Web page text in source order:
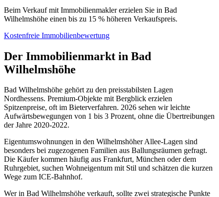
Beim Verkauf mit Immobilienmakler erzielen Sie in Bad
Wilhelmshöhe einen bis zu 15 % höheren Verkaufspreis.
Kostenfreie Immobilienbewertung
Der Immobilienmarkt in Bad
Wilhelmshöhe
Bad Wilhelmshöhe gehört zu den preisstabilsten Lagen
Nordhessens. Premium-Objekte mit Bergblick erzielen
Spitzenpreise, oft im Bieterverfahren. 2026 sehen wir leichte
Aufwärtsbewegungen von 1 bis 3 Prozent, ohne die Übertreibungen
der Jahre 2020-2022.
Eigentumswohnungen in den Wilhelmshöher Allee-Lagen sind
besonders bei zugezogenen Familien aus Ballungsräumen gefragt.
Die Käufer kommen häufig aus Frankfurt, München oder dem
Ruhrgebiet, suchen Wohneigentum mit Stil und schätzen die kurzen
Wege zum ICE-Bahnhof.
Wer in Bad Wilhelmshöhe verkauft, sollte zwei strategische Punkte